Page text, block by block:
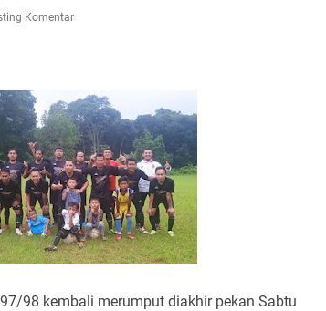
Ribu Liter
Kuningan Kamis 6 Agustus 2026, Daging Naik, Telur Turun
Kuningan Jumat 7 Agustus 2026 Ada Tiga, Tapi yang Bakal Dihadiri
Keliling Kuningan Jumat 7 Agustus 2026
Komentar
98 kembali merumput diakhir pekan Sabtu